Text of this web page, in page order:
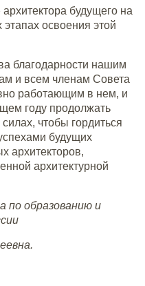
будущего на
освоения этой
благодарности нашим
и всем членам Совета
работающим в нем, и
году продолжать
чтобы гордиться
будущих
архитекторов,
архитектурной
по образованию и